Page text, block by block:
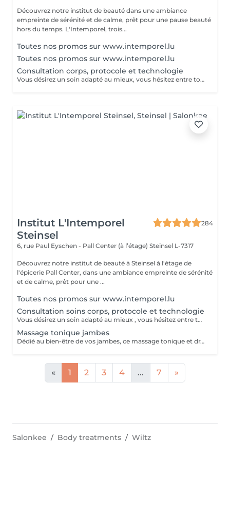
Découvrez notre institut de beauté dans une ambiance
empreinte de sérénité et de calme, prêt pour une pause beauté
hors du temps. L'Intemporel, trois...
Toutes nos promos sur www.intemporel.lu
Toutes nos promos sur www.intemporel.lu
Consultation corps, protocole et technologie
Vous désirez un soin adapté au mieux, vous hésitez entre toutes nos techniques, machines et protocoles divers. Nous avons donc mis en place ce moment privilégié avec une esthéticienne, qui vous écoutera et répondra à vos attentes en vous conseillant au mieux. Les 25€ de la consultation vous seront déduits de votre soin si vous prenez rdv .
Institut L'Intemporel
Steinsel
284
6, rue Paul Eyschen - Pall Center (à l’étage) Steinsel L-7317
Découvrez notre institut de beauté à Steinsel à l'étage de
l'épicerie Pall Center, dans une ambiance empreinte de sérénité
et de calme, prêt pour une ...
Toutes nos promos sur www.intemporel.lu
Consultation soins corps, protocole et technologie
Vous désirez un soin adapté au mieux , vous hésitez entre toutes nos techniques , machines et protocoles divers. Nous avons donc mis en place ce moment privilégié avec une esthéticienne , qui vous écoutera et répondra à vos attentes en vous conseillant au mieux . Les 25€ de la consultation vous seront déduits de votre soin si vous prenez rdv .
Massage tonique jambes
Dédié au bien-être de vos jambes, ce massage tonique et drainant vous procure une délicieuse sensation de légèreté.
« 1 2 3 4 ... 7 »
Salonkee Body treatments Wiltz